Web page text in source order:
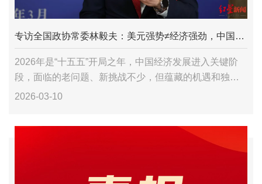
专访全国政协常委林毅夫：美元强势≠经济强劲，中国经济规模有望在2030年左右超越美国
2026年是“十五五”开局之年，中国经济发展进入关键阶
段，面临的老问题、新挑战不少，但蕴藏的机遇和独特
的优势同样突出。 如何让中国经济的增长潜力充分释
2026-03-10